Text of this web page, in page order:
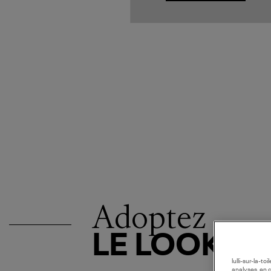
Adoptez
LE LOOK
lulli-sur-la-
analyses, en